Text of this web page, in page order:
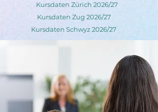
Kursdaten Zürich 2026/27
Kursdaten Zug 2026/27
Kursdaten Schwyz 2026/27